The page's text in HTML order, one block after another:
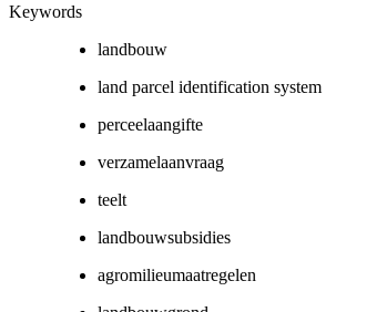
Keywords
landbouw
land parcel identification system
perceelaangifte
verzamelaanvraag
teelt
landbouwsubsidies
agromilieumaatregelen